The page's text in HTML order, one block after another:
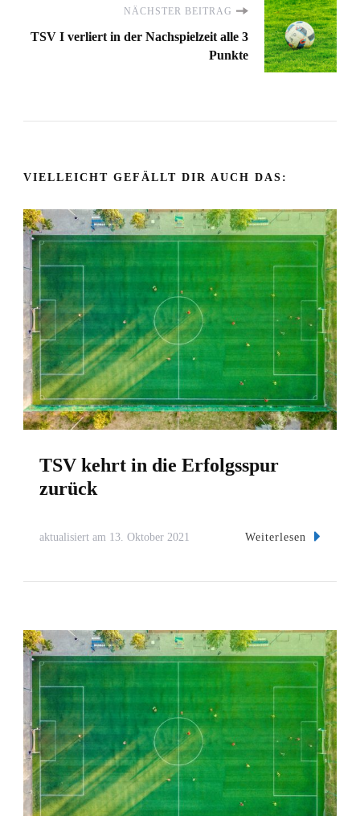
NÄCHSTER BEITRAG
TSV I verliert in der Nachspielzeit alle 3
Punkte
VIELLEICHT GEFÄLLT DIR AUCH DAS:
TSV kehrt in die Erfolgsspur
zurück
aktualisiert am 13. Oktober 2021 Weiterlesen